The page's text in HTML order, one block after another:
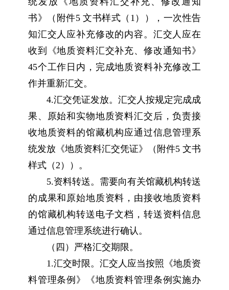
书》（附件5 文书样式（1）），一次性告
知汇交人应补充修改的内容。汇交人应在
收到《地质资料汇交补充、修改通知书》
45个工作日内，完成地质资料补充修改工
作并重新汇交。
4.汇交凭证发放。汇交人按规定完成成
果、原始和实物地质资料汇交后，负责接
收地质资料的馆藏机构应通过信息管理系
统发放《地质资料汇交凭证》（附件5 文书
样式（2））。
5.资料转送。需要向有关馆藏机构转送
的成果和原始地质资料，由接收地质资料
的馆藏机构转送电子文档，转送资料信息
通过信息管理系统进行确认。
（四）严格汇交期限。
1.汇交时限。汇交人应当按照《地质资
料管理条例》《地质资料管理条例实施办